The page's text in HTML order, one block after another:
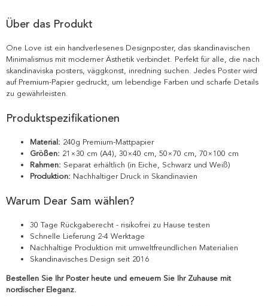
Über das Produkt
One Love ist ein handverlesenes Designposter, das skandinavischen
Minimalismus mit moderner Ästhetik verbindet. Perfekt für alle, die nach
skandinaviska posters, väggkonst, inredning suchen. Jedes Poster wird
auf Premium-Papier gedruckt, um lebendige Farben und scharfe Details
zu gewährleisten.
Produktspezifikationen
Material: 240g Premium-Mattpapier
Größen: 21×30 cm (A4), 30×40 cm, 50×70 cm, 70×100 cm
Rahmen: Separat erhältlich (in Eiche, Schwarz und Weiß)
Produktion: Nachhaltiger Druck in Skandinavien
Warum Dear Sam wählen?
30 Tage Rückgaberecht - risikofrei zu Hause testen
Schnelle Lieferung 2-4 Werktage
Nachhaltige Produktion mit umweltfreundlichen Materialien
Skandinavisches Design seit 2016
Bestellen Sie Ihr Poster heute und erneuern Sie Ihr Zuhause mit
nordischer Eleganz.